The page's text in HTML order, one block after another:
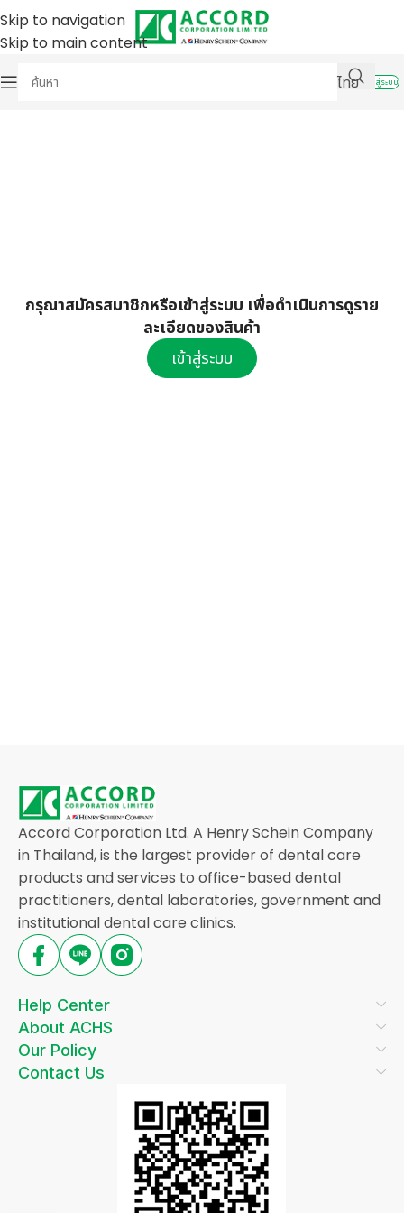
Skip to navigation
Skip to main content
ไทย
เข้าสู่ระบบ
กรุณาสมัครสมาชิกหรือเข้าสู่ระบบ เพื่อดำเนินการดูราย
ละเอียดของสินค้า
เข้าสู่ระบบ
Accord Corporation Ltd. A Henry Schein Company
in Thailand, is the largest provider of dental care
products and services to office-based dental
practitioners, dental laboratories, government and
institutional dental care clinics.
Help Center
About ACHS
Our Policy
Contact Us